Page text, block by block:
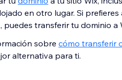
en otro lugar. Si
puedes transferir tu dominio a
sobre cómo transferir
alternativa para ti.